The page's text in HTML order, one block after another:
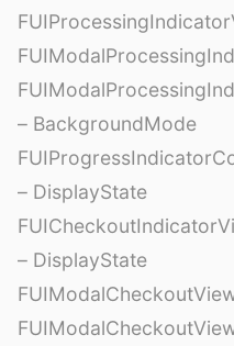
– BackgroundMode
– DisplayState
– DisplayState